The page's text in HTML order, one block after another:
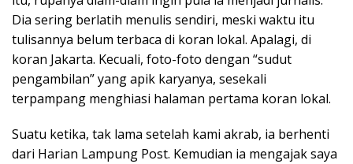
Dia sering berlatih menulis sendiri, meski waktu itu
tulisannya belum terbaca di koran lokal. Apalagi, di
koran Jakarta. Kecuali, foto-foto dengan “sudut
pengambilan” yang apik karyanya, sesekali
terpampang menghiasi halaman pertama koran lokal.
Suatu ketika, tak lama setelah kami akrab, ia berhenti
dari Harian Lampung Post. Kemudian ia mengajak saya